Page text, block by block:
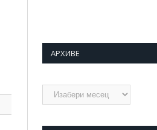
АРХИВЕ
Архиве